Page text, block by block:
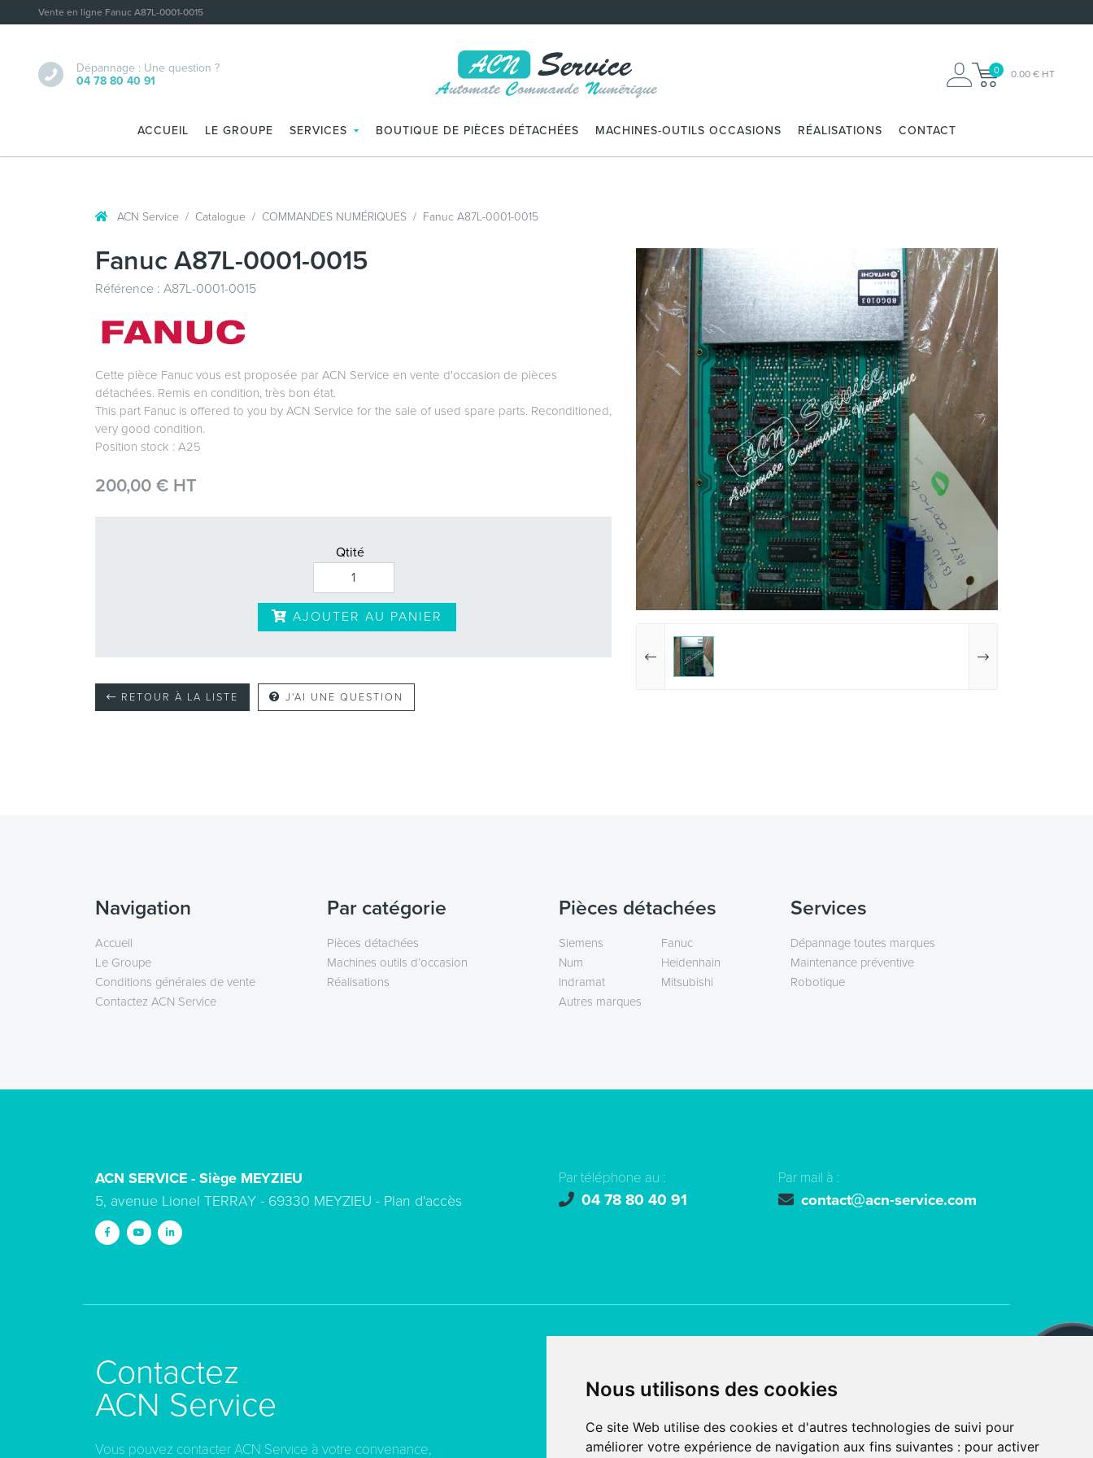
Nous utilisons des cookies
Ce site Web utilise des cookies et d'autres technologies de suivi pour
améliorer votre expérience de navigation aux fins suivantes : pour activer
Vente en ligne Fanuc A87L-0001-0015
Dépannage : Une question ?
04 78 80 40 91
0 0.00 € HT
ACCUEIL LE GROUPE SERVICES BOUTIQUE DE PIÈCES DÉTACHÉES MACHINES-OUTILS OCCASIONS RÉALISATIONS CONTACT
ACN Service Catalogue COMMANDES NUMÉRIQUES Fanuc A87L-0001-0015
Fanuc A87L-0001-0015
Référence : A87L-0001-0015
Cette pièce Fanuc vous est proposée par ACN Service en vente d'occasion de pièces
détachées. Remis en condition, très bon état.
This part Fanuc is offered to you by ACN Service for the sale of used spare parts. Reconditioned,
very good condition.
Position stock : A25
200,00 € HT
Qtité
AJOUTER AU PANIER
RETOUR À LA LISTE J'AI UNE QUESTION
Navigation
Accueil
Le Groupe
Conditions générales de vente
Contactez ACN Service
Par catégorie
Pièces détachées
Machines outils d’occasion
Réalisations
Pièces détachées
Siemens
Num
Indramat
Autres marques
Fanuc
Heidenhain
Mitsubishi
Services
Dépannage toutes marques
Maintenance préventive
Robotique
ACN SERVICE - Siège MEYZIEU
5, avenue Lionel TERRAY - 69330 MEYZIEU - Plan d'accès
Par téléphone au :
04 78 80 40 91
Par mail à :
contact acn-service.com
Contactez
ACN Service
Vous pouvez contacter ACN Service à votre convenance,
Création de site internetfait avec
par l’agence digitale
MENTIONS LÉGALES UTILISATION DES COOKIES